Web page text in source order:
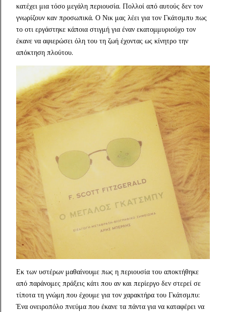
κατέχει μια τόσο μεγάλη περιουσία. Πολλοί από αυτούς δεν τον
γνωρίζουν καν προσωπικά. Ο Νικ μας λέει για τον Γκάτσμπυ πως
το οτι εργάστηκε κάποια στιγμή για έναν εκατομμυριούχο τον
έκανε να αφιερώσει όλη του τη ζωή έχοντας ως κίνητρο την
απόκτηση πλούτου.
Εκ των υστέρων μαθαίνουμε πως η περιουσία του αποκτήθηκε
από παράνομες πράξεις κάτι που αν και περίεργο δεν στερεί σε
τίποτα τη γνώμη που έχουμε για τον χαρακτήρα του Γκάτσμπυ:
Ένα ονειροπόλο πνεύμα που έκανε τα πάντα για να καταφέρει να